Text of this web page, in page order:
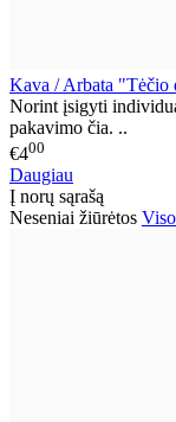
Kava / Arbata "Tėčio
Norint įsigyti
pakavimo čia. ..
€400
Daugiau
Į norų sąrašą
Neseniai žiūrėtos